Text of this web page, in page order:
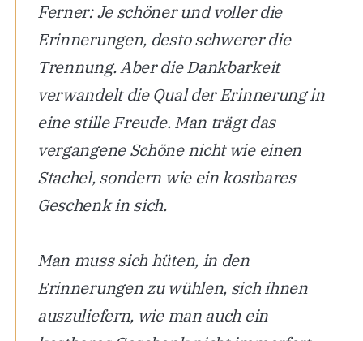
Ferner: Je schöner und voller die
Erinnerungen, desto schwerer die
Trennung. Aber die Dankbarkeit
verwandelt die Qual der Erinnerung in
eine stille Freude. Man trägt das
vergangene Schöne nicht wie einen
Stachel, sondern wie ein kostbares
Geschenk in sich.
Man muss sich hüten, in den
Erinnerungen zu wühlen, sich ihnen
auszuliefern, wie man auch ein